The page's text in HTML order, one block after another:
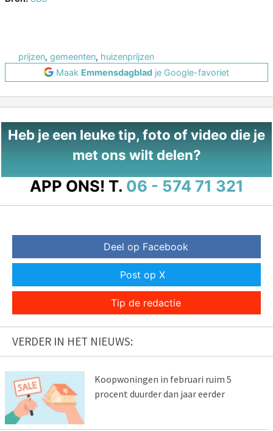
prijzen, gemeenten, huizenprijzen
Maak Emmensdagblad je Google-favoriet
Heb je een leuke tip, foto of video die je
met ons wilt delen?
APP ONS! T. 06 - 574 71 321
Deel op Facebook
Post op X
Tip de redactie
VERDER IN HET NIEUWS:
Koopwoningen in februari ruim 5
procent duurder dan jaar eerder